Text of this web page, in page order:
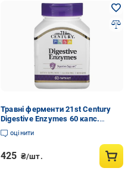
Травні ферменти 21st Century
Digestive Enzymes 60 капс.
(000023536)
оцінити
425 ₴/шт.